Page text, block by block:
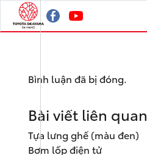
Bình luận đã bị đóng.
Bài viết liên quan
Tựa lưng ghế (màu đen)
Bơm lốp điện tử